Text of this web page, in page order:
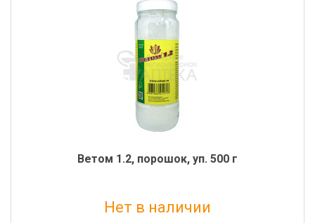
Ветом 1.2, порошок, уп. 500 г
Нет в наличии